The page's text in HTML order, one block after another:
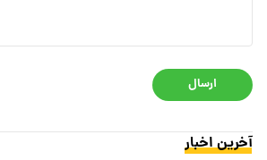
ارسال
آخرین اخبار